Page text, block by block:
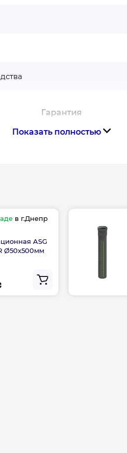
Гарантия
Показать полностью
в г.Днепр
ASG
Ø50х500мм